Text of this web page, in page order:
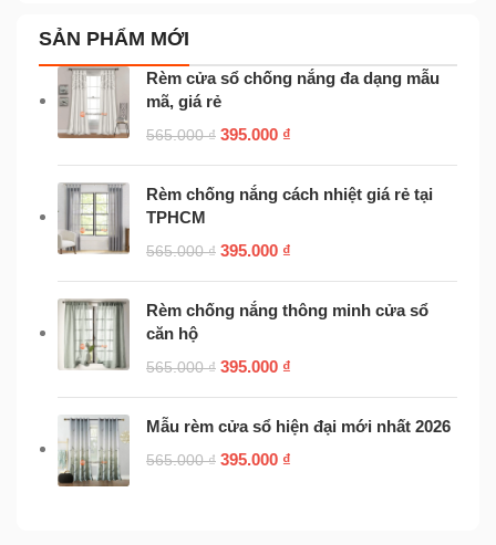
SẢN PHẨM MỚI
Rèm cửa sổ chống nắng đa dạng mẫu
mã, giá rẻ
565.000₫ 395.000 ₫
Rèm chống nắng cách nhiệt giá rẻ tại
TPHCM
565.000₫ 395.000 ₫
Rèm chống nắng thông minh cửa sổ
căn hộ
565.000₫ 395.000 ₫
Mẫu rèm cửa sổ hiện đại mới nhất 2026
565.000₫ 395.000 ₫